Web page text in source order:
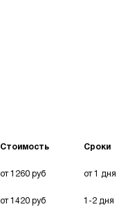
Стоимость Сроки
от 1260 руб от 1 дня
от 1420 руб 1-2 дня